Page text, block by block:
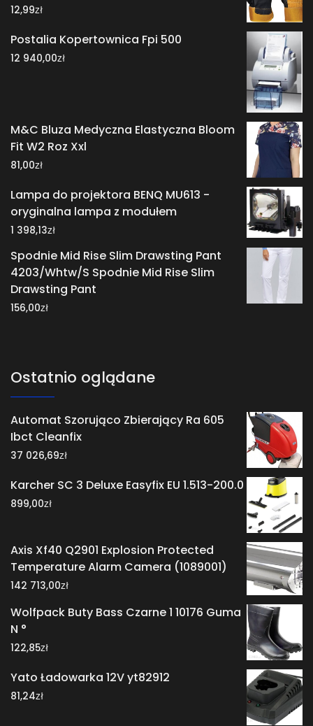
12,99zł
Postalia Kopertownica Fpi 500
12 940,00zł
M&C Bluza Medyczna Elastyczna Bloom
Fit W2 Roz Xxl
81,00zł
Lampa do projektora BENQ MU613 -
oryginalna lampa z modułem
1 398,13zł
Spodnie Mid Rise Slim Drawsting Pant
4203/Whtw/S Spodnie Mid Rise Slim
Drawsting Pant
156,00zł
Ostatnio oglądane
Automat Szorująco Zbierający Ra 605
Ibct Cleanfix
37 026,69zł
Karcher SC 3 Deluxe Easyfix EU 1.513-200.0
899,00zł
Axis Xf40 Q2901 Explosion Protected
Temperature Alarm Camera (1089001)
142 713,00zł
Wolfpack Buty Bass Czarne 1 10176 Guma
N °
122,85zł
Yato Ładowarka 12V yt82912
81,24zł